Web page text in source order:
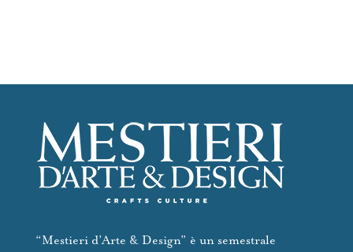
“Mestieri d’Arte & Design” è un semestrale